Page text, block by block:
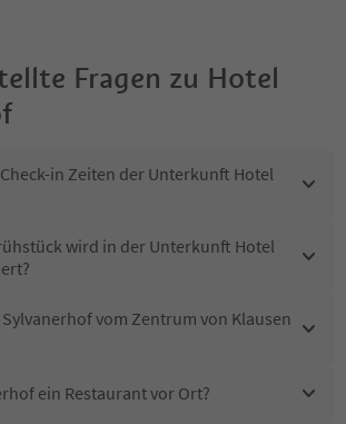
Fragen zu Hotel
in Zeiten der Unterkunft Hotel
wird in der Unterkunft Hotel
vom Zentrum von Klausen
ein Restaurant vor Ort?